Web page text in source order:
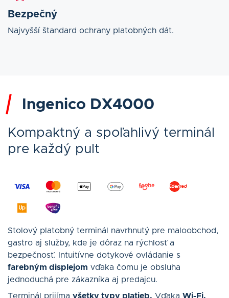
Bezpečný
Najvyšší štandard ochrany platobných dát.
Ingenico DX4000
Kompaktný a spoľahlivý terminál
pre každý pult
Stolový platobný terminál navrhnutý pre maloobchod,
gastro aj služby, kde je dôraz na rýchlosť a
bezpečnosť. Intuitívne dotykové ovládanie s
farebným displejom vďaka čomu je obsluha
jednoduchá pre zákazníka aj predajcu.
Terminál prijíma všetky typy platieb. Vďaka Wi-Fi,